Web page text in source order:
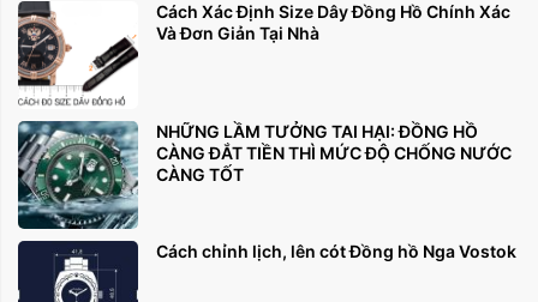
Cách Xác Định Size Dây Đồng Hồ Chính Xác
Và Đơn Giản Tại Nhà
NHỮNG LẦM TƯỞNG TAI HẠI: ĐỒNG HỒ
CÀNG ĐẮT TIỀN THÌ MỨC ĐỘ CHỐNG NƯỚC
CÀNG TỐT
Cách chỉnh lịch, lên cót Đồng hồ Nga Vostok